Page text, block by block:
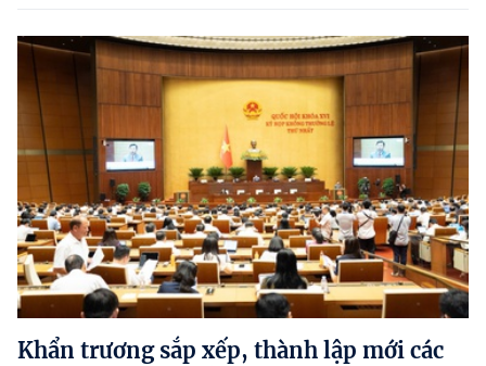
Khẩn trương sắp xếp, thành lập mới các